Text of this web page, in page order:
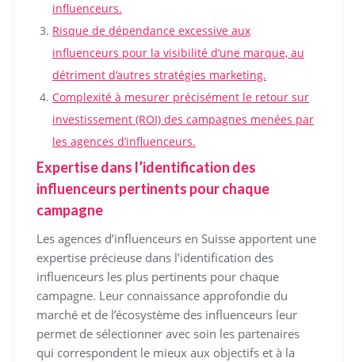
influenceurs.
Risque de dépendance excessive aux
influenceurs pour la visibilité d’une marque, au
détriment d’autres stratégies marketing.
Complexité à mesurer précisément le retour sur
investissement (ROI) des campagnes menées par
les agences d’influenceurs.
Expertise dans l’identification des
influenceurs pertinents pour chaque
campagne
Les agences d’influenceurs en Suisse apportent une
expertise précieuse dans l’identification des
influenceurs les plus pertinents pour chaque
campagne. Leur connaissance approfondie du
marché et de l’écosystème des influenceurs leur
permet de sélectionner avec soin les partenaires
qui correspondent le mieux aux objectifs et à la